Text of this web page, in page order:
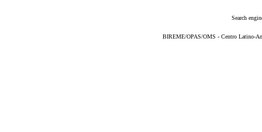
Search
BIREME/OPAS/OMS - Centro Latino-